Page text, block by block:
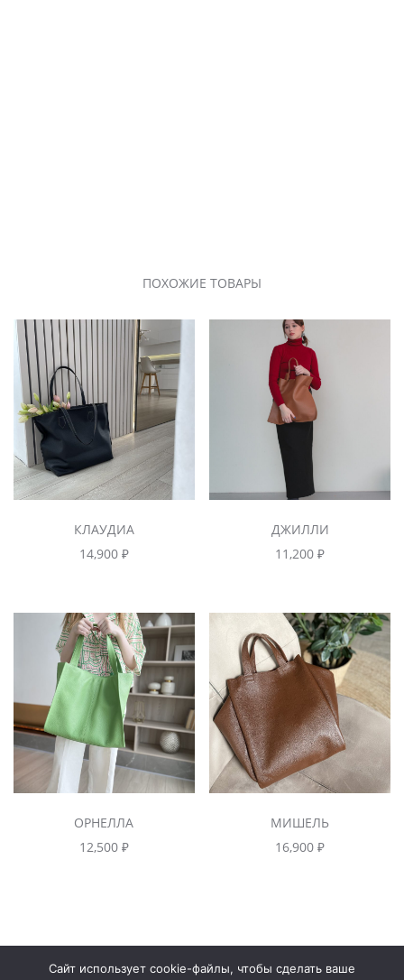
ПОХОЖИЕ ТОВАРЫ
КЛАУДИА
14,900 ₽
ДЖИЛЛИ
11,200₽
ОРНЕЛЛА
12,500 ₽
МИШЕЛЬ
16,900₽
Сайт использует cookie-файлы, чтобы сделать ваше